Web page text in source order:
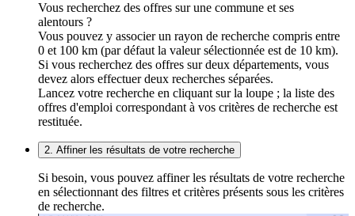
Vous recherchez des offres sur une commune et ses
alentours ?
Vous pouvez y associer un rayon de recherche compris entre
0 et 100 km (par défaut la valeur sélectionnée est de 10 km).
Si vous recherchez des offres sur deux départements, vous
devez alors effectuer deux recherches séparées.
Lancez votre recherche en cliquant sur la loupe ; la liste des
offres d'emploi correspondant à vos critères de recherche est
restituée.
2. Affiner les résultats de votre recherche
Si besoin, vous pouvez affiner les résultats de votre recherche
en sélectionnant des filtres et critères présents sous les critères
de recherche.